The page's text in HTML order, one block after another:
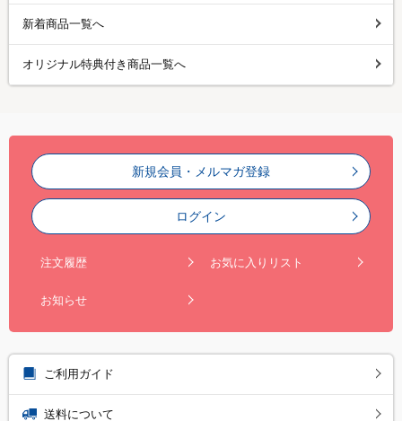
新着商品一覧へ
オリジナル特典付き商品一覧へ
新規会員・メルマガ登録
ログイン
注文履歴 お気に入りリスト
お知らせ
ご利用ガイド
送料について